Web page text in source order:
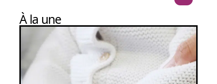
À la une